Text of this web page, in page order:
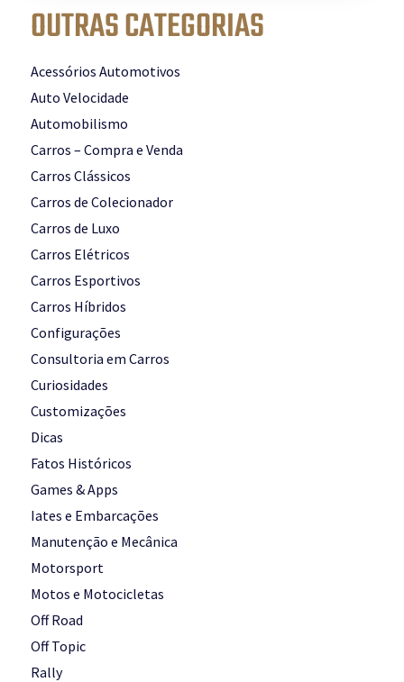
OUTRAS CATEGORIAS
Acessórios Automotivos
Auto Velocidade
Automobilismo
Carros – Compra e Venda
Carros Clássicos
Carros de Colecionador
Carros de Luxo
Carros Elétricos
Carros Esportivos
Carros Híbridos
Configurações
Consultoria em Carros
Curiosidades
Customizações
Dicas
Fatos Históricos
Games & Apps
Iates e Embarcações
Manutenção e Mecânica
Motorsport
Motos e Motocicletas
Off Road
Off Topic
Rally